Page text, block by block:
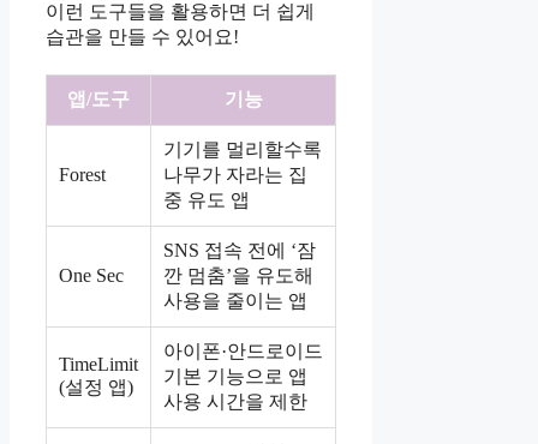
이런 도구들을 활용하면 더 쉽게
습관을 만들 수 있어요!
앱/도구 기능
Forest
기기를 멀리할수록
나무가 자라는 집
중 유도 앱
One Sec
SNS 접속 전에 ‘잠
깐 멈춤’을 유도해
사용을 줄이는 앱
TimeLimit
(설정 앱)
아이폰·안드로이드
기본 기능으로 앱
사용 시간을 제한